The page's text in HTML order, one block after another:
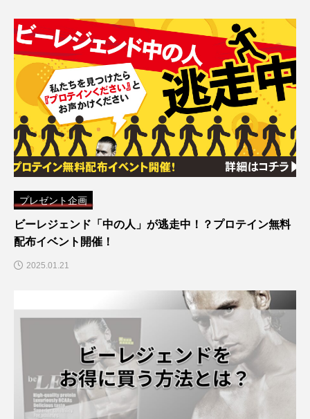
プレゼント企画
ビーレジェンド「中の人」が逃走中！？プロテイン無料
配布イベント開催！
2025.01.21